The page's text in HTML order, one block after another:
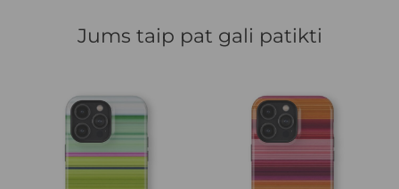
Jums taip pat gali patikti